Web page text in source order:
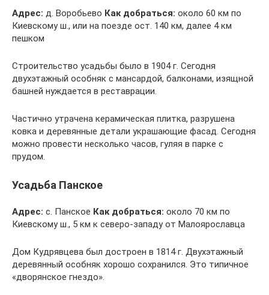
Адрес: д. Воробьево Как добраться: около 60 км по
Киевскому ш., или на поезде ост. 140 км, далее 4 км
пешком
Строительство усадьбы было в 1904 г. Сегодня
двухэтажный особняк с мансардой, балконами, изящной
башней нуждается в реставрации.
Частично утрачена керамическая плитка, разрушена
ковка и деревянные детали украшающие фасад. Сегодня
можно провести несколько часов, гуляя в парке с
прудом.
Усадьба Панское
Адрес: с. Панское Как добраться: около 70 км по
Киевскому ш., 5 км к северо-западу от Малоярославца
Дом Кудрявцева был достроен в 1814 г. Двухэтажный
деревянный особняк хорошо сохранился. Это типичное
«дворянское гнездо».